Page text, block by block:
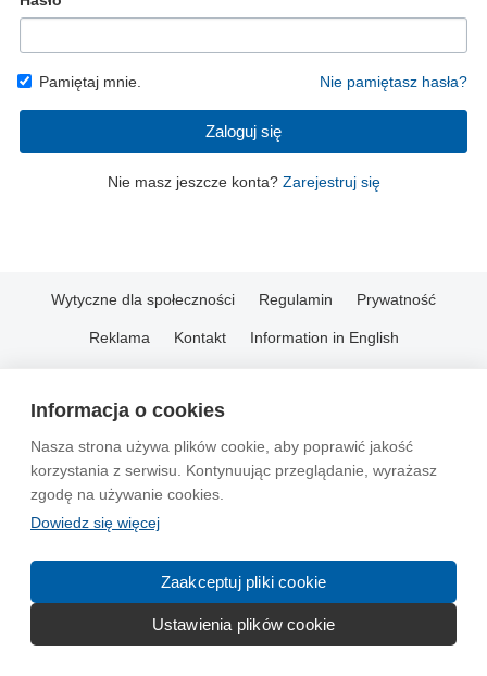
Informacja o cookies
Nasza strona używa plików cookie, aby poprawić jakość
korzystania z serwisu. Kontynuując przeglądanie, wyrażasz
zgodę na używanie cookies.
Dowiedz się więcej
Zaakceptuj pliki cookie
Ustawienia plików cookie
Pamiętaj mnie. Nie pamiętasz hasła?
Zaloguj się
Nie masz jeszcze konta? Zarejestruj się
Wytyczne dla społeczności Regulamin Prywatność
Reklama Kontakt Information in English